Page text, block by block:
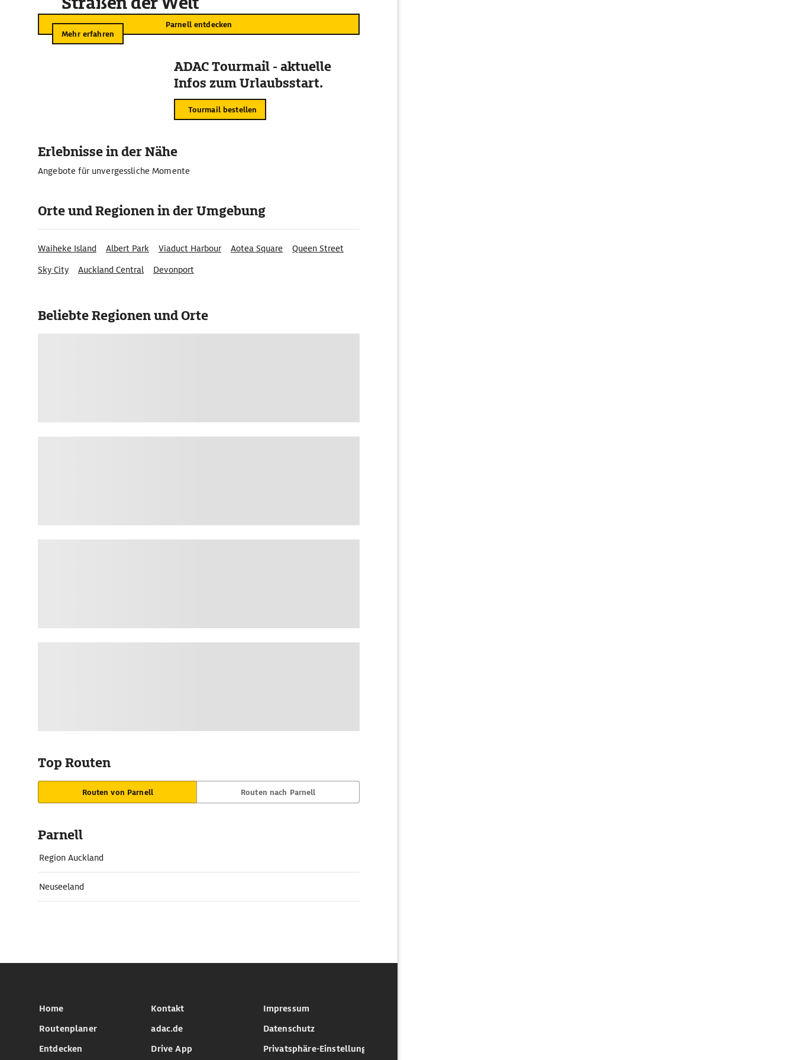
Parnell entdecken
Mehr erfahren
ADAC Tourmail - aktuelle
Infos zum Urlaubsstart.
Tourmail bestellen
Erlebnisse in der Nähe
Angebote für unvergessliche Momente
Orte und Regionen in der Umgebung
Waiheke Island Albert Park Viaduct Harbour Aotea Square
Queen Street
Sky City
Auckland Central Devonport
Beliebte Regionen und Orte
Top Routen
Routen von Parnell Routen nach Parnell
Parnell
Region Auckland
Neuseeland
Home
Routenplaner
Entdecken
Kontakt
adac.de
Drive App
Impressum
Datenschutz
Privatsphäre-Einstellungen